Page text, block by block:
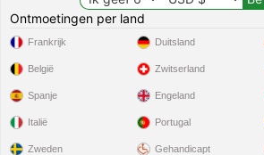
Ontmoetingen per land
Frankrijk
België
Spanje
Italië
Zweden
Duitsland
Zwitserland
Engeland
Portugal
Gehandicapt